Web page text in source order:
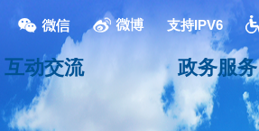
支持IPV6
互动交流 政务服务